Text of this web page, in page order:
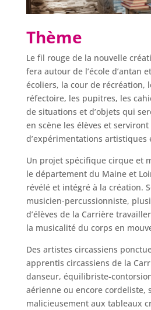
Thème
Le fil rouge de la nouvelle
fera autour de l’école d’antan
écoliers, la cour de récréation,
réfectoire, les pupitres, les
de situations et d’objets qui
en scène les élèves et
d’expérimentations artistiques
Un projet spécifique cirque et
le département du Maine et
révélé et intégré à la création.
musicien-percussionniste,
d’élèves de la Carrière
la musicalité du corps en
Des artistes circassiens
apprentis circassiens de la
danseur, équilibriste-
aérienne ou encore cordeliste,
malicieusement aux tableaux